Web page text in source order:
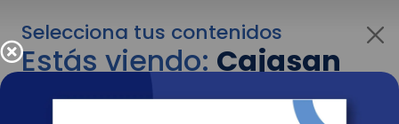
Selecciona tus contenidos
Estás viendo:Cajasan
para personas